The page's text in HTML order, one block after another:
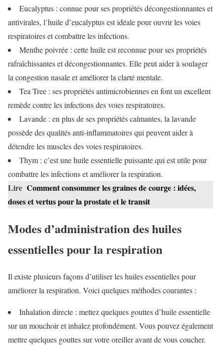
Eucalyptus : connue pour ses propriétés décongestionnantes et
antivirales, l’huile d’eucalyptus est idéale pour ouvrir les voies
respiratoires et combattre les infections.
Menthe poivrée : cette huile est reconnue pour ses propriétés
rafraîchissantes et décongestionnantes. Elle peut aider à soulager
la congestion nasale et améliorer la clarté mentale.
Tea Tree : ses propriétés antimicrobiennes en font un excellent
remède contre les infections des voies respiratoires.
Lavande : en plus de ses propriétés calmantes, la lavande
possède des qualités anti-inflammatoires qui peuvent aider à
détendre les muscles des voies respiratoires.
Thym : c’est une huile essentielle puissante qui est utile pour
combattre les infections et améliorer la respiration.
Lire Comment consommer les graines de courge : idées,
doses et vertus pour la prostate et le transit
Modes d’administration des huiles
essentielles pour la respiration
Il existe plusieurs façons d’utiliser les huiles essentielles pour
améliorer la respiration. Voici quelques méthodes courantes :
Inhalation directe : mettez quelques gouttes d’huile essentielle
sur un mouchoir et inhalez profondément. Vous pouvez également
mettre quelques gouttes sur votre oreiller avant de vous coucher.